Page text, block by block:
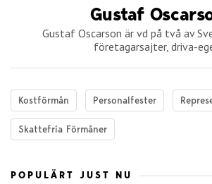
Gustaf
Gustaf Oscarson är vd på två av
företagarsajter, driva-
Kostförmån Personalfester
Skattefria Förmåner
POPULÄRT JUST NU